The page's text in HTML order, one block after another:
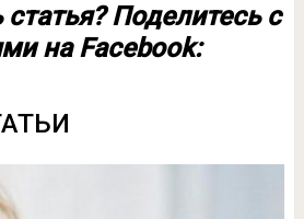
Поделитесь с
на Facebook: